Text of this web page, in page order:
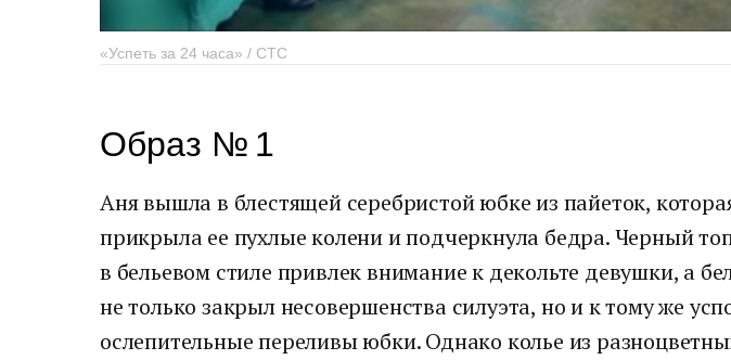
«Успеть за 24 часа» / СТС
Образ № 1
Аня вышла в блестящей серебристой юбке из пайеток,
прикрыла ее пухлые колени и подчеркнула бедра. Черный
в бельевом стиле привлек внимание к декольте девушки, а
не только закрыл несовершенства силуэта, но и к тому же
ослепительные переливы юбки. Однако колье из